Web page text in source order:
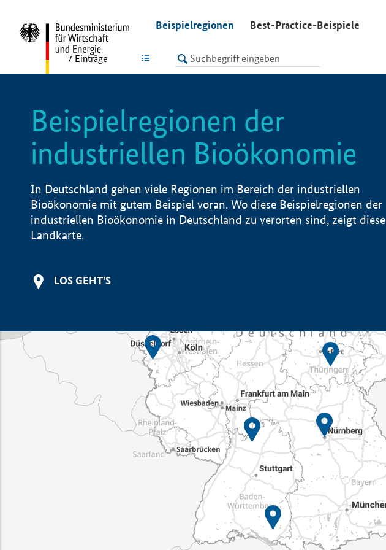
Beispielregionen Best-Practice-Beispiele
LISTE
7 Einträge
Beispielregionen der
industriellen Bioökonomie
In Deutschland gehen viele Regionen im Bereich der industriellen
Bioökonomie mit gutem Beispiel voran. Wo diese Beispielregionen der
industriellen Bioökonomie in Deutschland zu verorten sind, zeigt diese
Landkarte.
LOS GEHT'S